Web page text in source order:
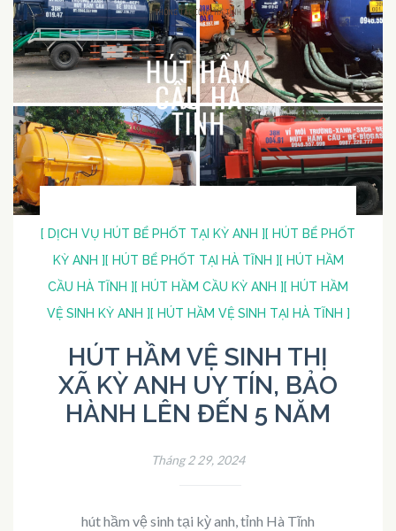
[ DỊCH VỤ HÚT BỂ PHỐT TẠI KỲ ANH ] [ HÚT BỂ PHỐT
KỲ ANH ] [ HÚT BỂ PHỐT TẠI HÀ TĨNH ] [ HÚT HẦM
CẦU HÀ TĨNH ] [ HÚT HẦM CẦU KỲ ANH ] [ HÚT HẦM
VỆ SINH KỲ ANH ] [ HÚT HẦM VỆ SINH TẠI HÀ TĨNH ]
HÚT HẦM VỆ SINH THỊ
XÃ KỲ ANH UY TÍN, BẢO
HÀNH LÊN ĐẾN 5 NĂM
Tháng 2 29, 2024
hút hầm vệ sinh tại kỳ anh, tỉnh Hà Tĩnh